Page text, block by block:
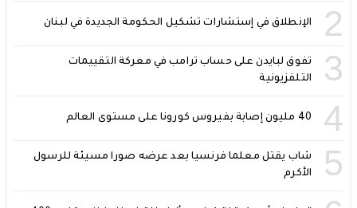
2 الإنطلاق في إستشارات تشكيل الحكومة الجديدة في لبنان
3
تفوق لبايدن على حساب ترامب في معركة التقييمات
التلفزيونية
4 40 مليون إصابة بفيروس كورونا على مستوى العالم
5
شاب يقتل معلما فرنسيا بعد عرضه صورا مسيئة للرسول
الأكرم